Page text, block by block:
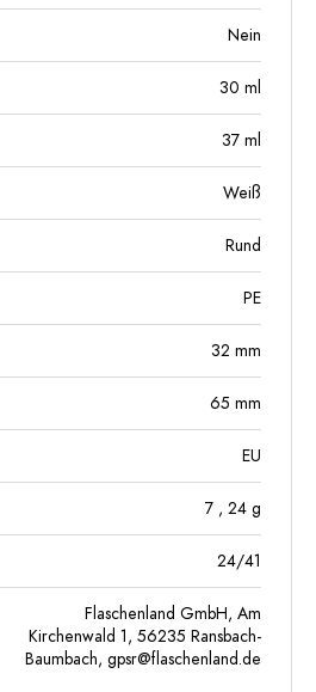
Nein
30 ml
37 ml
Weiß
Rund
PE
32 mm
65 mm
EU
7 , 24 g
24/41
Flaschenland GmbH, Am
Kirchenwald 1, 56235 Ransbach-
Baumbach, gpsr@flaschenland.de